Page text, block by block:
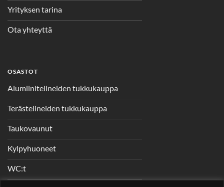
Yrityksen tarina
Ota yhteyttä
OSASTOT
Alumiinitelineiden tukkukauppa
Terästelineiden tukkukauppa
Taukovaunut
Kylpyhuoneet
WC:t